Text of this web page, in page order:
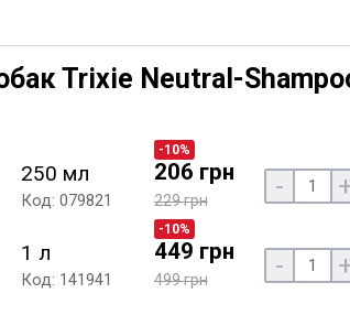
Trixie Neutral-
250 мл
Код: 079821
-10%
206 грн
229 грн -
1 л
Код: 141941
-10%
449 грн
499 грн -